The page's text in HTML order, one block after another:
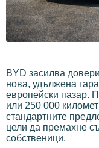
BYD засилва
нова, удължена
европейски пазар.
или 250 000
стандартните
цели да премахне
собственици.